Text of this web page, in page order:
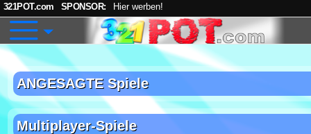
321POT.com SPONSOR: Hier werben!
ANGESAGTE Spiele
Multiplayer-Spiele